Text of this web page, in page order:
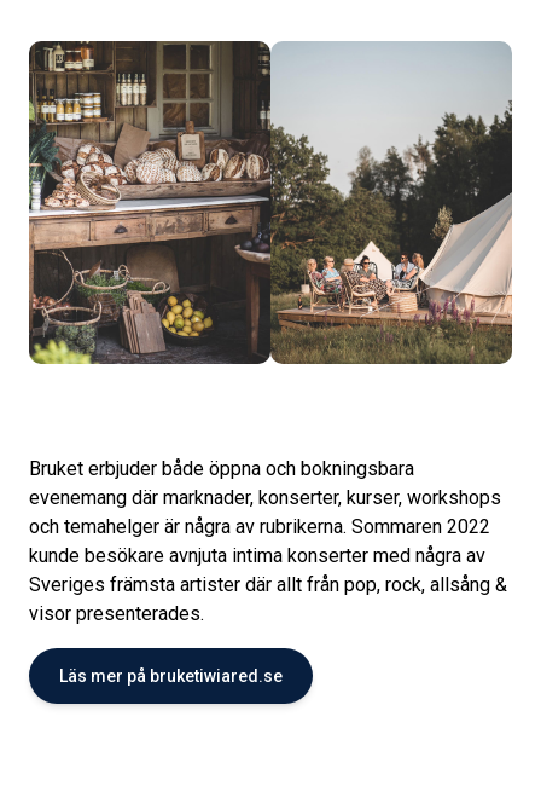
Bruket erbjuder både öppna och bokningsbara
evenemang där marknader, konserter, kurser, workshops
och temahelger är några av rubrikerna. Sommaren 2022
kunde besökare avnjuta intima konserter med några av
Sveriges främsta artister där allt från pop, rock, allsång &
visor presenterades.
Läs mer på bruketiwiared.se